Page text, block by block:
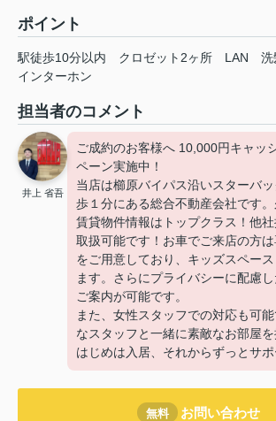
ポイント
駅徒歩10分以内 クロゼット2ヶ所 LAN 洗
インターホン
担当者のコメント
井上 省吾
ご成約のお客様へ 10,000円キャッ
ペーン実施中！
当店は櫛原バイパス沿いスターバ
歩１分にある総合不動産会社です
賃貸物件情報はトップクラス！他
取扱可能です！お車でご来店の方
をご用意しており、キッズスペー
ます。さらにプライバシーに配慮
ご案内が可能です。
また、女性スタッフでの対応も可
なスタッフと一緒に素敵なお部屋を
はじめは入居、それからずっとサポ
無料 お問い合わせ